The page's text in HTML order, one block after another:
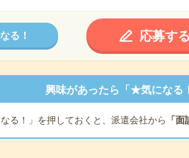
る！ 応募する
興味があったら「★気になる
なる！」を押しておくと、派遣会社から 「面